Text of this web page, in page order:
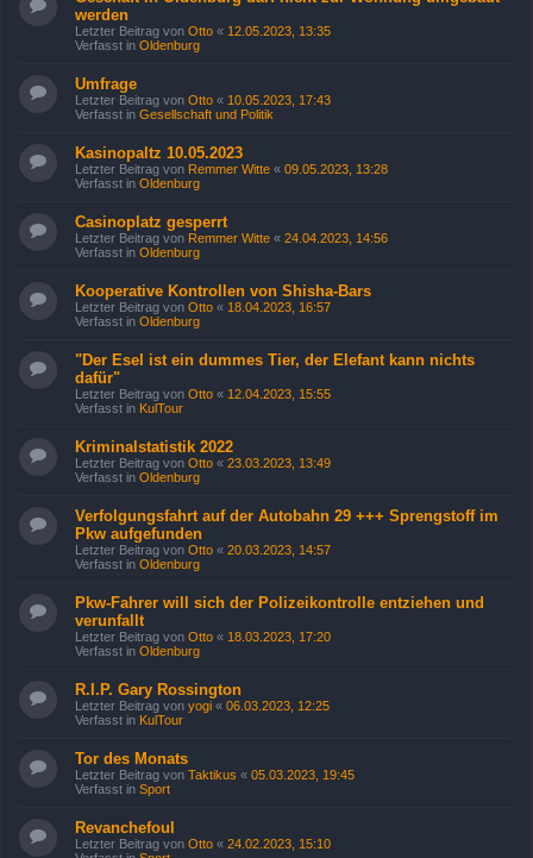
werden
Letzter Beitrag von Otto « 12.05.2023, 13:35
Verfasst in Oldenburg
Umfrage
Letzter Beitrag von Otto « 10.05.2023, 17:43
Verfasst in Gesellschaft und Politik
Kasinopaltz 10.05.2023
Letzter Beitrag von Remmer Witte « 09.05.2023, 13:28
Verfasst in Oldenburg
Casinoplatz gesperrt
Letzter Beitrag von Remmer Witte « 24.04.2023, 14:56
Verfasst in Oldenburg
Kooperative Kontrollen von Shisha-Bars
Letzter Beitrag von Otto « 18.04.2023, 16:57
Verfasst in Oldenburg
"Der Esel ist ein dummes Tier, der Elefant kann nichts
dafür"
Letzter Beitrag von Otto « 12.04.2023, 15:55
Verfasst in KulTour
Kriminalstatistik 2022
Letzter Beitrag von Otto « 23.03.2023, 13:49
Verfasst in Oldenburg
Verfolgungsfahrt auf der Autobahn 29 +++ Sprengstoff im
Pkw aufgefunden
Letzter Beitrag von Otto « 20.03.2023, 14:57
Verfasst in Oldenburg
Pkw-Fahrer will sich der Polizeikontrolle entziehen und
verunfallt
Letzter Beitrag von Otto « 18.03.2023, 17:20
Verfasst in Oldenburg
R.I.P. Gary Rossington
Letzter Beitrag von yogi « 06.03.2023, 12:25
Verfasst in KulTour
Tor des Monats
Letzter Beitrag von Taktikus « 05.03.2023, 19:45
Verfasst in Sport
Revanchefoul
Letzter Beitrag von Otto « 24.02.2023, 15:10